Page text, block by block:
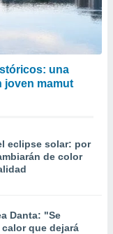
una
joven mamut
eclipse solar: por
de color
Danta: "Se
que dejará